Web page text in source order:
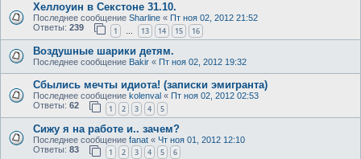
Хеллоуин в Секстоне 31.10.
Последнее сообщение Sharline « Пт ноя 02, 2012 21:52
Ответы: 239 1 … 13 14 15 16
Воздушные шарики детям.
Последнее сообщение Bakir « Пт ноя 02, 2012 19:32
Сбылись мечты идиота! (записки эмигранта)
Последнее сообщение kolenval « Пт ноя 02, 2012 02:53
Ответы: 62 1 2 3 4 5
Сижу я на работе и.. зачем?
Последнее сообщение fanat « Чт ноя 01, 2012 12:10
Ответы: 83 1 2 3 4 5 6